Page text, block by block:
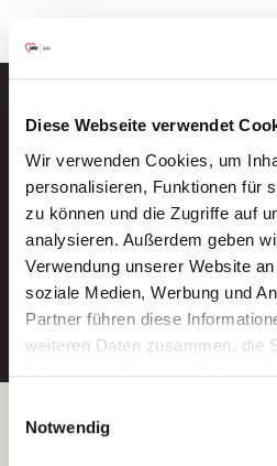
Diese Webseite verwendet
Wir verwenden Cookies, um
personalisieren, Funktionen für
zu können und die Zugriffe auf
analysieren. Außerdem geben
Verwendung unserer Website
soziale Medien, Werbung und
Partner führen diese
weiteren Daten zusammen, die
Wenn Sie auf „Cookies
Sie der Speicherung
Notwendig
Neue Stellen
Ein kostenloser
Jobs.
E-Mail-Adresse
Betreiber der Webseite